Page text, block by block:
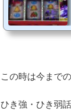
この時は今まで
ひき強・ひき弱